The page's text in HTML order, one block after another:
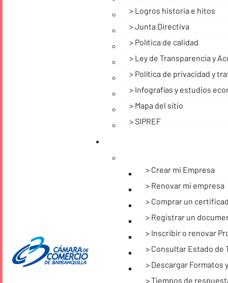
Logros historia e hitos
Junta Directiva
Política de calidad
Ley de Transparencia y
Política de privacidad y
Infografías y estudios
Mapa del sitio
SIPREF
Crear mi Empresa
Renovar mi empresa
Comprar un
Registrar un
Inscribir o renovar
Consultar Estado de
Descargar Formatos
Tiempos de